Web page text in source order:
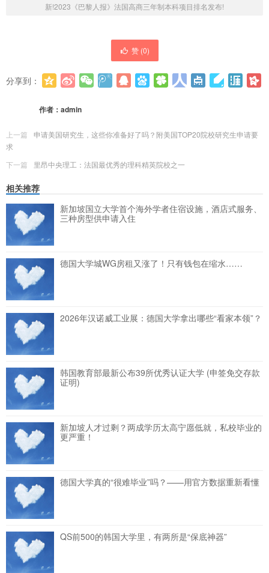
新!2023《巴黎人报》法国高商三年制本科项目排名发布!
赞 (0)
分享到：
作者： admin
上一篇
申请美国研究生，这些你准备好了吗？附美国TOP20院校研究生申请要
求
下一篇
里昂中央理工：法国最优秀的理科精英院校之一
相关推荐
新加坡国立大学首个海外学者住宿设施，酒店式服务、
三种房型供申请入住
德国大学城WG房租又涨了！只有钱包在缩水……
2026年汉诺威工业展：德国大学拿出哪些“看家本领”？
韩国教育部最新公布39所优秀认证大学 (申签免交存款
证明)
新加坡人才过剩？两成学历太高宁愿低就，私校毕业的
更严重！
德国大学真的“很难毕业”吗？——用官方数据重新看懂
QS前500的韩国大学里，有两所是“保底神器”